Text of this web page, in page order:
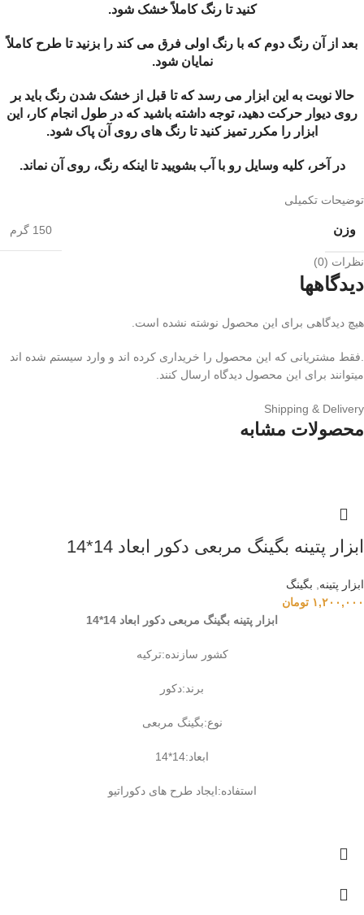
کنید تا رنگ کاملاً خشک شود.
بعد از آن رنگ دوم که با رنگ اولی فرق می کند را بزنید تا طرح کاملاً
نمایان شود.
حالا نوبت به این ابزار می رسد که تا قبل از خشک شدن رنگ باید بر
روی دیوار حرکت دهید، توجه داشته باشید که در طول انجام کار، این
ابزار را مکرر تمیز کنید تا رنگ های روی آن پاک شود.
در آخر، کلیه وسایل رو با آب بشویید تا اینکه رنگ، روی آن نماند.
توضیحات تکمیلی
وزن 150 گرم
نظرات (0)
دیدگاهها
هیچ دیدگاهی برای این محصول نوشته نشده است.
.فقط مشتریانی که این محصول را خریداری کرده اند و وارد سیستم شده اند
میتوانند برای این محصول دیدگاه ارسال کنند.
Shipping & Delivery
محصولات مشابه
ابزار پتینه بگینگ مربعی دکور ابعاد 14*14
ابزار پتینه
بگینگ
۱,۲۰۰,۰۰۰ تومان
ابزار پتینه بگینگ مربعی دکور ابعاد 14*14
کشور سازنده:ترکیه
برند:دکور
نوع:بگینگ مربعی
ابعاد:14*14
استفاده:ایجاد طرح های دکوراتیو